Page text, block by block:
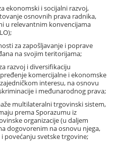
ekonomski i socijalni razvoj,
osnovnih prava radnika,
u relevantnim konvencijama
za zapošljavanje i poprave
na svojim teritorijama;
razvoj i diversifikaciju
komercijalne i ekonomske
interesu, na osnovu
i međunarodnog prava;
multilateralni trgovinski sistem,
prema Sporazumu iz
organizacije (u daljem
dogovorenim na osnovu njega,
povećanju svetske trgovine;